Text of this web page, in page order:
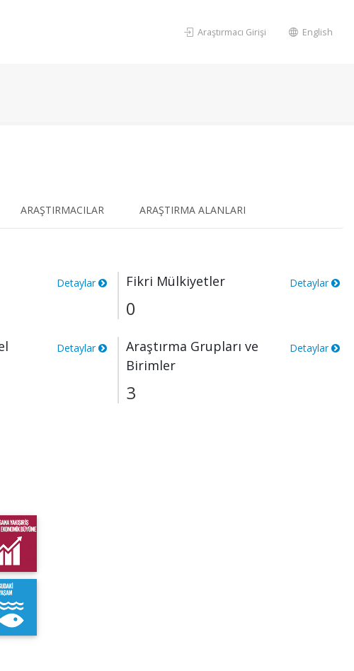
Araştırmacı Girişi English
ARAŞTIRMACILAR ARAŞTIRMA ALANLARI
Detaylar Fikri Mülkiyetler Detaylar
0
Detaylar
Araştırma Grupları ve
Birimler
Detaylar
3